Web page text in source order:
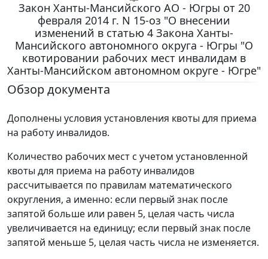
Закон Ханты-Мансийского АО - Югры от 20
февраля 2014 г. N 15-оз "О внесении
изменений в статью 4 Закона Ханты-
Мансийского автономного округа - Югры "О
квотировании рабочих мест инвалидам в
Ханты-Мансийском автономном округе - Югре"
Обзор документа
Дополнены условия установления квоты для приема
на работу инвалидов.
Количество рабочих мест с учетом установленной
квоты для приема на работу инвалидов
рассчитывается по правилам математического
округления, а именно: если первый знак после
запятой больше или равен 5, целая часть числа
увеличивается на единицу; если первый знак после
запятой меньше 5, целая часть числа не изменяется.